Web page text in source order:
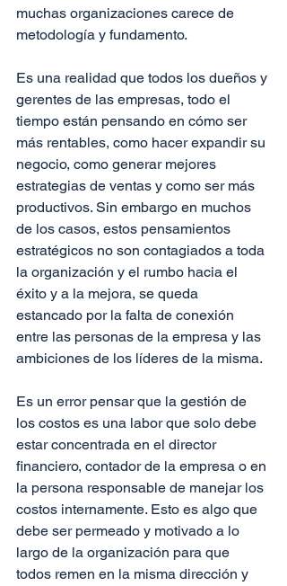
muchas organizaciones carece de
metodología y fundamento.
Es una realidad que todos los dueños y
gerentes de las empresas, todo el
tiempo están pensando en cómo ser
más rentables, como hacer expandir su
negocio, como generar mejores
estrategias de ventas y como ser más
productivos. Sin embargo en muchos
de los casos, estos pensamientos
estratégicos no son contagiados a toda
la organización y el rumbo hacia el
éxito y a la mejora, se queda
estancado por la falta de conexión
entre las personas de la empresa y las
ambiciones de los líderes de la misma.
Es un error pensar que la gestión de
los costos es una labor que solo debe
estar concentrada en el director
financiero, contador de la empresa o en
la persona responsable de manejar los
costos internamente. Esto es algo que
debe ser permeado y motivado a lo
largo de la organización para que
todos remen en la misma dirección y